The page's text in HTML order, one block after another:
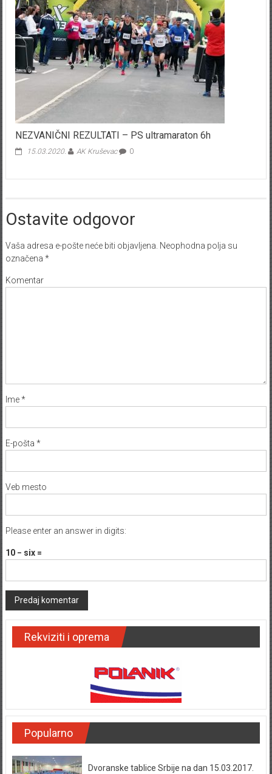
NEZVANIČNI REZULTATI – PS ultramaraton 6h
15.03.2020. AK Kruševac 0
Ostavite odgovor
Vaša adresa e-pošte neće biti objavljena. Neophodna polja su
označena *
Komentar
Ime*
E-pošta *
Veb mesto
Please enter an answer in digits:
10 − six =
Rekviziti i oprema
Popularno
Dvoranske tablice Srbije na dan 15.03.2017.